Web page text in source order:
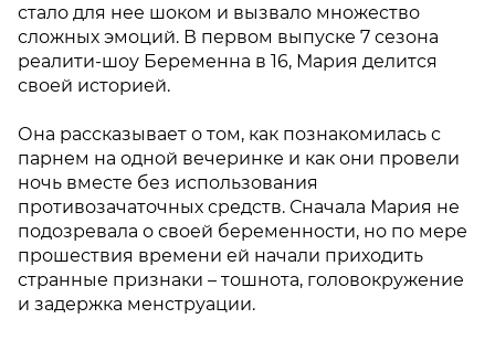
стало для нее шоком и вызвало множество
сложных эмоций. В первом выпуске 7 сезона
реалити-шоу Беременна в 16, Мария делится
своей историей.
Она рассказывает о том, как познакомилась с
парнем на одной вечеринке и как они провели
ночь вместе без использования
противозачаточных средств. Сначала Мария не
подозревала о своей беременности, но по мере
прошествия времени ей начали приходить
странные признаки – тошнота, головокружение
и задержка менструации.